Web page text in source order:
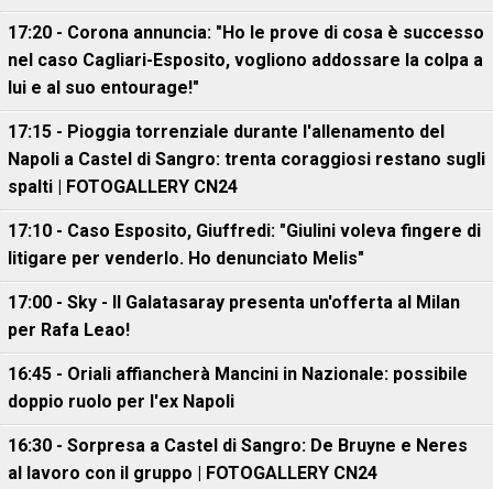
17:20 - Corona annuncia: "Ho le prove di cosa è successo
nel caso Cagliari-Esposito, vogliono addossare la colpa a
lui e al suo entourage!"
17:15 - Pioggia torrenziale durante l'allenamento del
Napoli a Castel di Sangro: trenta coraggiosi restano sugli
spalti | FOTOGALLERY CN24
17:10 - Caso Esposito, Giuffredi: "Giulini voleva fingere di
litigare per venderlo. Ho denunciato Melis"
17:00 - Sky - Il Galatasaray presenta un'offerta al Milan
per Rafa Leao!
16:45 - Oriali affiancherà Mancini in Nazionale: possibile
doppio ruolo per l'ex Napoli
16:30 - Sorpresa a Castel di Sangro: De Bruyne e Neres
al lavoro con il gruppo | FOTOGALLERY CN24